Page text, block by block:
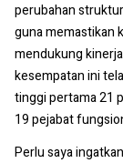
perubahan
guna memastikan
mendukung
kesempatan ini
tinggi pertama 21
19 pejabat
Perlu saya